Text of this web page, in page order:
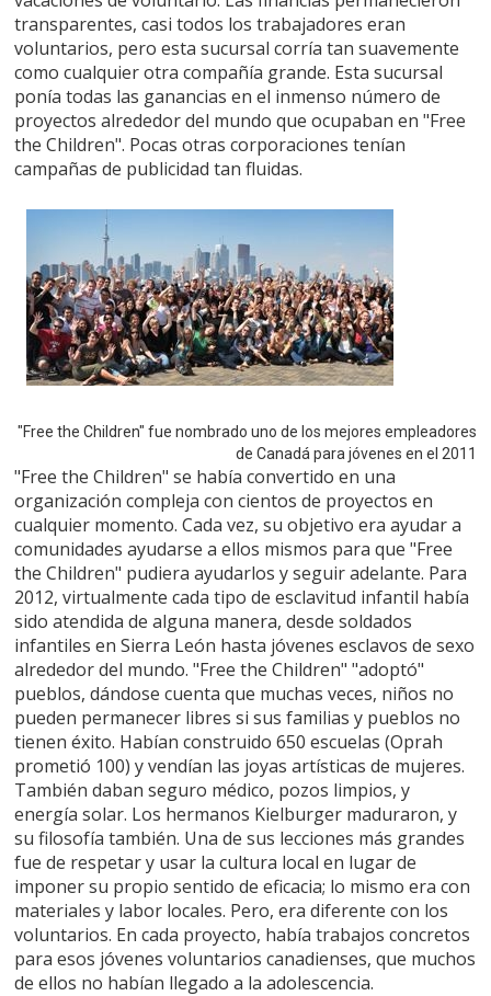
transparentes, casi todos los trabajadores eran
voluntarios, pero esta sucursal corría tan suavemente
como cualquier otra compañía grande. Esta sucursal
ponía todas las ganancias en el inmenso número de
proyectos alrededor del mundo que ocupaban en "Free
the Children". Pocas otras corporaciones tenían
campañas de publicidad tan fluidas.
"Free the Children" fue nombrado uno de los mejores empleadores
de Canadá para jóvenes en el 2011
"Free the Children" se había convertido en una
organización compleja con cientos de proyectos en
cualquier momento. Cada vez, su objetivo era ayudar a
comunidades ayudarse a ellos mismos para que "Free
the Children" pudiera ayudarlos y seguir adelante. Para
2012, virtualmente cada tipo de esclavitud infantil había
sido atendida de alguna manera, desde soldados
infantiles en Sierra León hasta jóvenes esclavos de sexo
alrededor del mundo. "Free the Children" "adoptó"
pueblos, dándose cuenta que muchas veces, niños no
pueden permanecer libres si sus familias y pueblos no
tienen éxito. Habían construido 650 escuelas (Oprah
prometió 100) y vendían las joyas artísticas de mujeres.
También daban seguro médico, pozos limpios, y
energía solar. Los hermanos Kielburger maduraron, y
su filosofía también. Una de sus lecciones más grandes
fue de respetar y usar la cultura local en lugar de
imponer su propio sentido de eficacia; lo mismo era con
materiales y labor locales. Pero, era diferente con los
voluntarios. En cada proyecto, había trabajos concretos
para esos jóvenes voluntarios canadienses, que muchos
de ellos no habían llegado a la adolescencia.